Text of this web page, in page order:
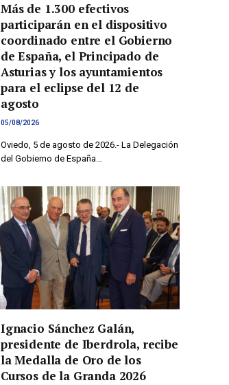
Más de 1.300 efectivos
participarán en el dispositivo
coordinado entre el Gobierno
de España, el Principado de
Asturias y los ayuntamientos
para el eclipse del 12 de
agosto
05/08/2026
Oviedo, 5 de agosto de 2026.- La Delegación
del Gobierno de España…
Ignacio Sánchez Galán,
presidente de Iberdrola, recibe
la Medalla de Oro de los
Cursos de la Granda 2026